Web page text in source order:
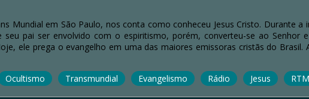
Mundial em São Paulo, nos conta como conheceu Jesus Cristo. Durante a
seu pai ser envolvido com o espiritismo, porém, converteu-se ao Senhor
ele prega o evangelho em uma das maiores emissoras cristãs do Brasil.
Ocultismo Transmundial Evangelismo Rádio Jesus RTM